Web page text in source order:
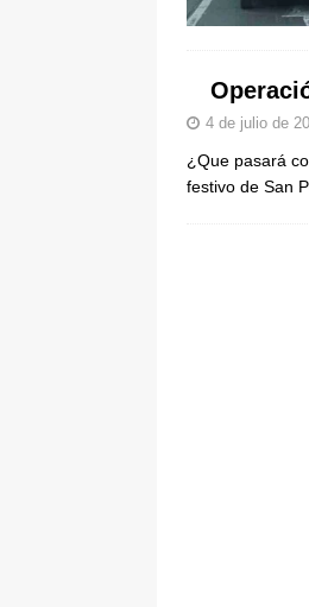
4 de julio de
¿Que pasará
festivo de San